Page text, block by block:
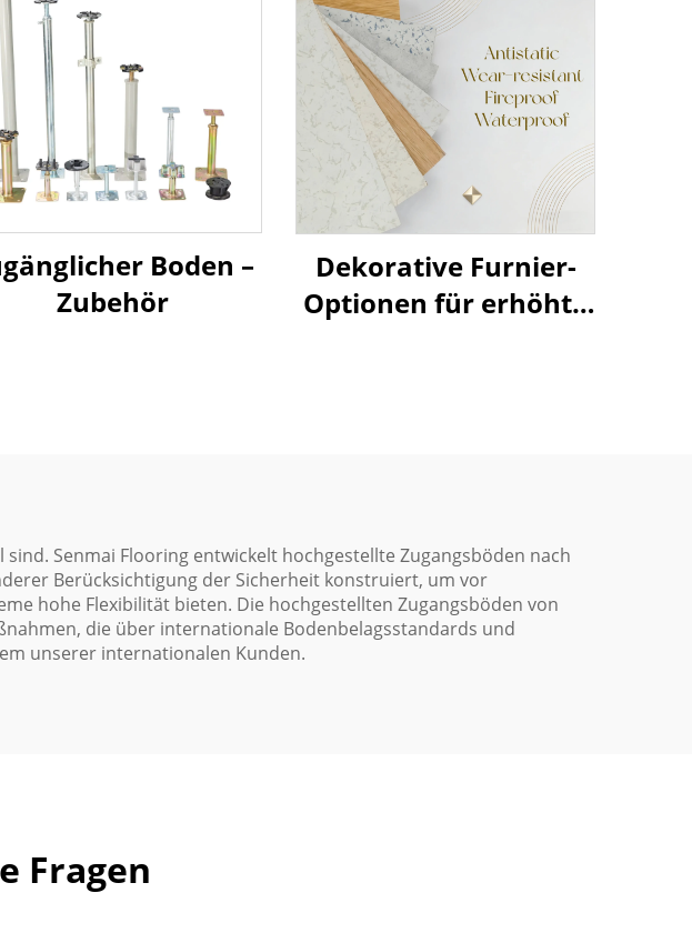
Boden –
Zubehör
Dekorative Furnier-
Optionen für erhöhte
Senmai Flooring entwickelt hochgestellte Zugangsböden nach
Berücksichtigung der Sicherheit konstruiert, um vor
hohe Flexibilität bieten. Die hochgestellten Zugangsböden von
die über internationale Bodenbelagsstandards und
unserer internationalen Kunden.
Fragen